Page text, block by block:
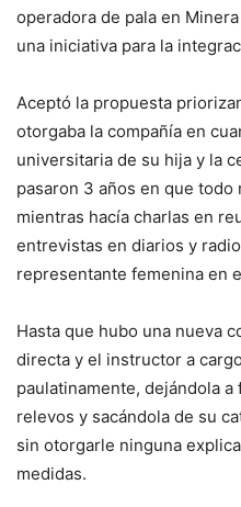
operadora de pala en
una iniciativa para la
Aceptó la propuesta
otorgaba la compañía en
universitaria de su hija y la
pasaron 3 años en que
mientras hacía charlas en
entrevistas en diarios y
representante femenina en
Hasta que hubo una nueva
directa y el instructor a
paulatinamente, dejándola
relevos y sacándola de su
sin otorgarle ninguna
medidas.